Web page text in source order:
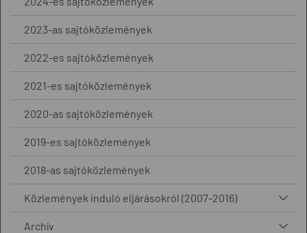
2023-as sajtóközlemények
2022-es sajtóközlemények
2021-es sajtóközlemények
2020-as sajtóközlemények
2019-es sajtóközlemények
2018-as sajtóközlemények
Közlemények induló eljárásokról (2007-2016)
Archív